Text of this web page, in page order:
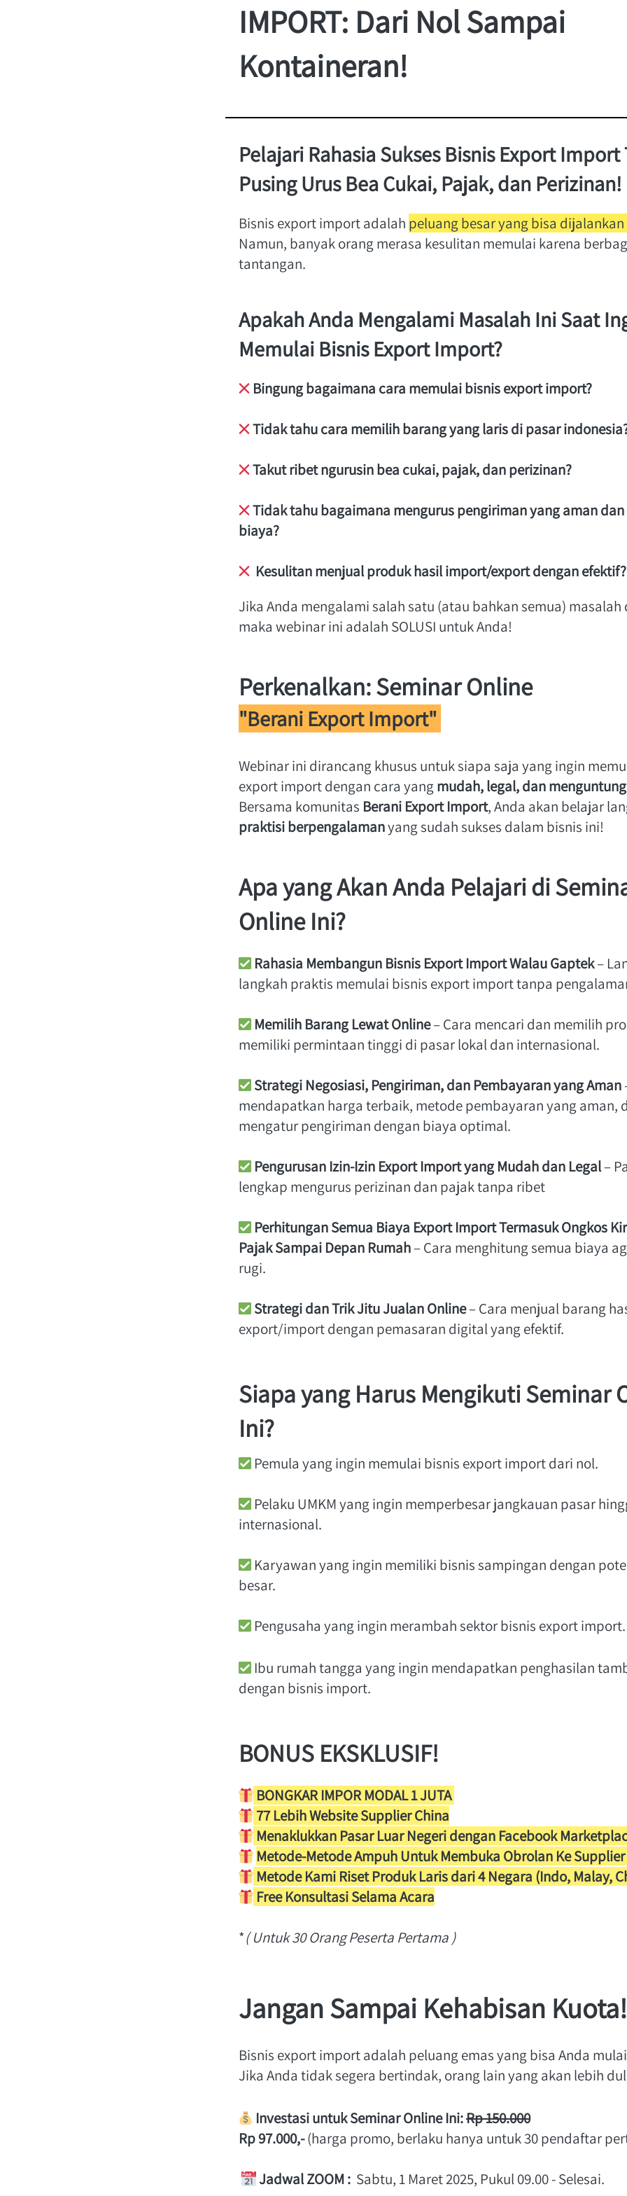
IMPORT: Dari Nol Sampai
Kontaineran!
Pelajari Rahasia Sukses Bisnis Export Import
Pusing Urus Bea Cukai, Pajak, dan Perizinan!
Bisnis export import adalah peluang besar yang bisa
Namun, banyak orang merasa kesulitan memulai karena
tantangan.
Apakah Anda Mengalami Masalah Ini Saat
Memulai Bisnis Export Import?
Bingung bagaimana cara memulai bisnis export import?
Tidak tahu cara memilih barang yang laris di pasar
Takut ribet ngurusin bea cukai, pajak, dan perizinan?
Tidak tahu bagaimana mengurus pengiriman yang aman
biaya?
  Kesulitan menjual produk hasil import/export dengan efektif?
Jika Anda mengalami salah satu (atau bahkan semua) masalah
maka webinar ini adalah SOLUSI untuk Anda!
Perkenalkan: Seminar Online
"Berani Export Import"
Webinar ini dirancang khusus untuk siapa saja yang ingin
export import dengan cara yang mudah, legal, dan
Bersama komunitas Berani Export Import
praktisi berpengalaman yang sudah sukses dalam bisnis ini!
Apa yang Akan Anda Pelajari di
Online Ini?
Rahasia Membangun Bisnis Export Import Walau Gaptek –
langkah praktis memulai bisnis export import tanpa
Memilih Barang Lewat Online – Cara mencari dan memilih
memiliki permintaan tinggi di pasar lokal dan internasional.
Strategi Negosiasi, Pengiriman, dan Pembayaran yang Aman
mendapatkan harga terbaik, metode pembayaran yang aman,
mengatur pengiriman dengan biaya optimal.
Pengurusan Izin-Izin Export Import yang Mudah dan Legal –
lengkap mengurus perizinan dan pajak tanpa ribet
Perhitungan Semua Biaya Export Import Termasuk Ongkos
Pajak Sampai Depan Rumah – Cara menghitung semua biaya
rugi.
Strategi dan Trik Jitu Jualan Online – Cara menjual barang
export/import dengan pemasaran digital yang efektif.
Siapa yang Harus Mengikuti Seminar
Ini?
Pemula yang ingin memulai bisnis export import dari nol.
Pelaku UMKM yang ingin memperbesar jangkauan pasar
internasional.
Karyawan yang ingin memiliki bisnis sampingan dengan
besar.
Pengusaha yang ingin merambah sektor bisnis export import.
Ibu rumah tangga yang ingin mendapatkan penghasilan
dengan bisnis import.
BONUS EKSKLUSIF!
BONGKAR IMPOR MODAL 1 JUTA
77 Lebih Website Supplier China
Menaklukkan Pasar Luar Negeri dengan Facebook
Metode-Metode Ampuh Untuk Membuka Obrolan Ke
Metode Kami Riset Produk Laris dari 4 Negara (Indo, Malay,
Free Konsultasi Selama Acara
*( Untuk 30 Orang Peserta Pertama )
Jangan Sampai Kehabisan Kuota!
Bisnis export import adalah peluang emas yang bisa Anda
Jika Anda tidak segera bertindak, orang lain yang akan lebih
Investasi untuk Seminar Online Ini: Rp 150.000
Rp 97.000,- (harga promo, berlaku hanya untuk 30 pendaftar
Jadwal ZOOM :
  Sabtu, 1 Maret 2025, Pukul 09.00 - Selesai.